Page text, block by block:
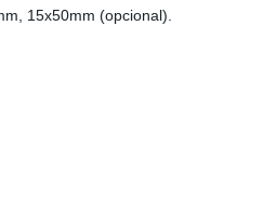
15x50mm (opcional).